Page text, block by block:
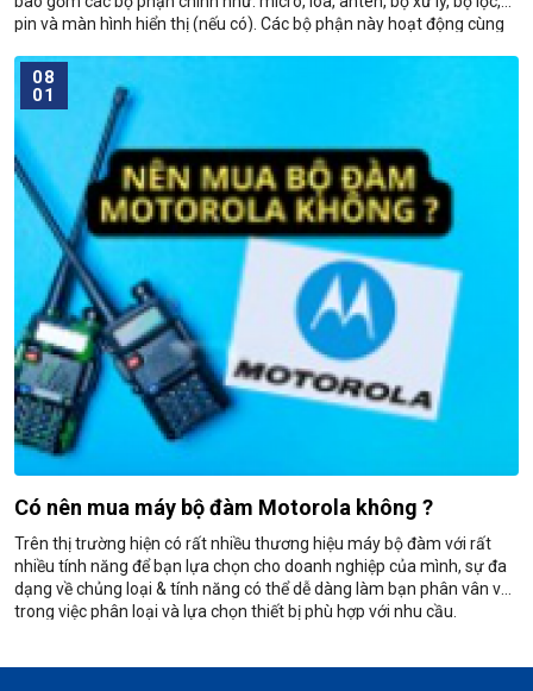
pin và màn hình hiển thị (nếu có). Các bộ phận này hoạt động cùng
08
01
Có nên mua máy bộ đàm Motorola không ?
Trên thị trường hiện có rất nhiều thương hiệu máy bộ đàm với rất
nhiều tính năng để bạn lựa chọn cho doanh nghiệp của mình, sự đa
dạng về chủng loại & tính năng có thể dễ dàng làm bạn phân vân và
trong việc phân loại và lựa chọn thiết bị phù hợp với nhu cầu.